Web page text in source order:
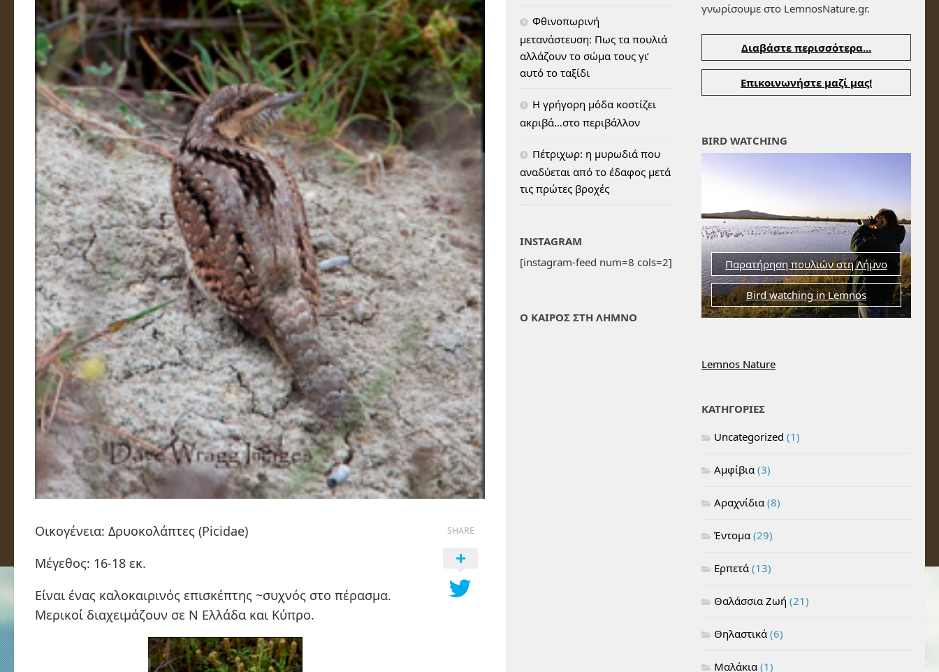
Οικογένεια: Δρυοκολάπτες (Picidae)
Μέγεθος: 16-18 εκ.
Είναι ένας καλοκαιρινός επισκέπτης ~συχνός στο πέρασμα.
Μερικοί διαχειμάζουν σε Ν Ελλάδα και Κύπρο.
SHARE
γνωρίσουμε στο LemnosNature.gr.
Διαβάστε περισσότερα...
Επικοινωνήστε μαζί μας!
BIRD WATCHING
Παρατήρηση πουλιών στη Λήμνο
Bird watching in Lemnos
Lemnos Nature
ΚΑΤΗΓΟΡΙΕΣ
Uncategorized (1)
Αμφίβια (3)
Αραχνίδια (8)
Έντομα (29)
Ερπετά (13)
Θαλάσσια Ζωή (21)
Θηλαστικά (6)
Μαλάκια (1)
Φθινοπωρινή
μετανάστευση: Πως τα πουλιά
αλλάζουν το σώμα τους γι’
αυτό το ταξίδι
H γρήγορη μόδα κοστίζει
ακριβά…στο περιβάλλον
Πέτριχωρ: η μυρωδιά που
αναδύεται από το έδαφος μετά
τις πρώτες βροχές
INSTAGRAM
[instagram-feed num=8 cols=2]
Ο ΚΑΙΡΟΣ ΣΤΗ ΛΗΜΝΟ